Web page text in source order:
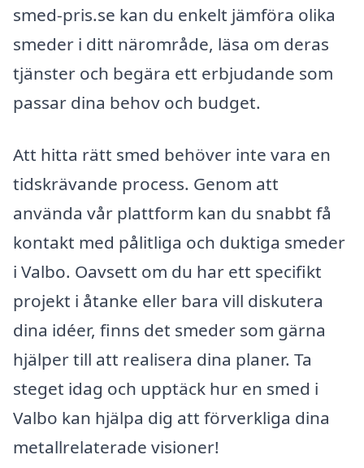
smed-pris.se kan du enkelt jämföra olika
smeder i ditt närområde, läsa om deras
tjänster och begära ett erbjudande som
passar dina behov och budget.
Att hitta rätt smed behöver inte vara en
tidskrävande process. Genom att
använda vår plattform kan du snabbt få
kontakt med pålitliga och duktiga smeder
i Valbo. Oavsett om du har ett specifikt
projekt i åtanke eller bara vill diskutera
dina idéer, finns det smeder som gärna
hjälper till att realisera dina planer. Ta
steget idag och upptäck hur en smed i
Valbo kan hjälpa dig att förverkliga dina
metallrelaterade visioner!